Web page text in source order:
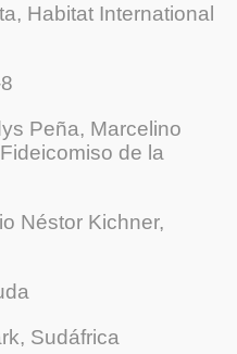
Habitat International
Peña, Marcelino
de la
Néstor Kichner,
Sudáfrica